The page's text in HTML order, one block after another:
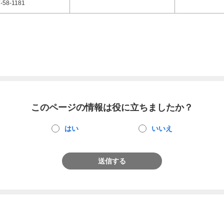
58-1181
このページの情報は役に立ちましたか？
はい いいえ
送信する